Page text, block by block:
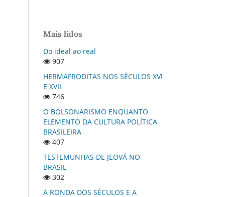
Mais lidos
Do ideal ao real
907
HERMAFRODITAS NOS SÉCULOS XVI
E XVII
746
O BOLSONARISMO ENQUANTO
ELEMENTO DA CULTURA POLÍTICA
BRASILEIRA
407
TESTEMUNHAS DE JEOVÁ NO
BRASIL
302
A RONDA DOS SÉCULOS E A